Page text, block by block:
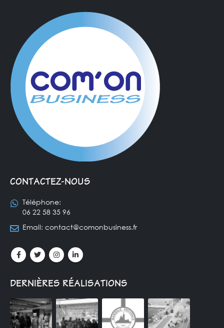
CONTACTEZ-NOUS
Téléphone:
06 22 58 35 96
Email: contact@comonbusiness.fr
DERNIÈRES RÉALISATIONS